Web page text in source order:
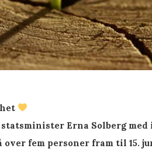
statsminister Erna Solberg
over fem personer fram til 15.